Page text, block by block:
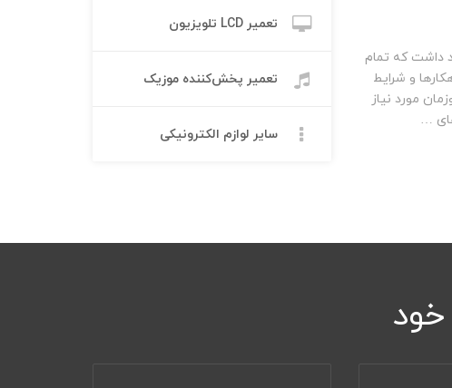
تعمیر LCD تلویزیون
تعمیر پخش‌کننده موزیک
سایر لوازم الکترونیکی
داشت که تمام
و شرایط
مورد نیاز
…